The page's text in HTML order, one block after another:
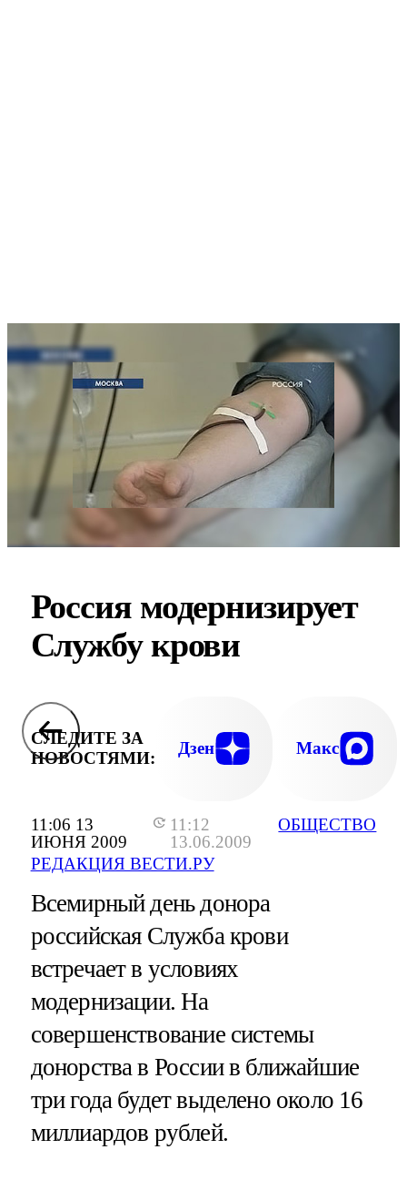
11:06 13
ИЮНЯ 2009
11:12
13.06.2009
РЕДАКЦИЯ ВЕСТИ.РУ
ОБЩЕСТВО
Россия модернизирует
Службу крови
СЛЕДИТЕ ЗА
НОВОСТЯМИ:
Дзен Макс
Всемирный день донора
российская Служба крови
встречает в условиях
модернизации. На
совершенствование системы
донорства в России в ближайшие
три года будет выделено около 16
миллиардов рублей.